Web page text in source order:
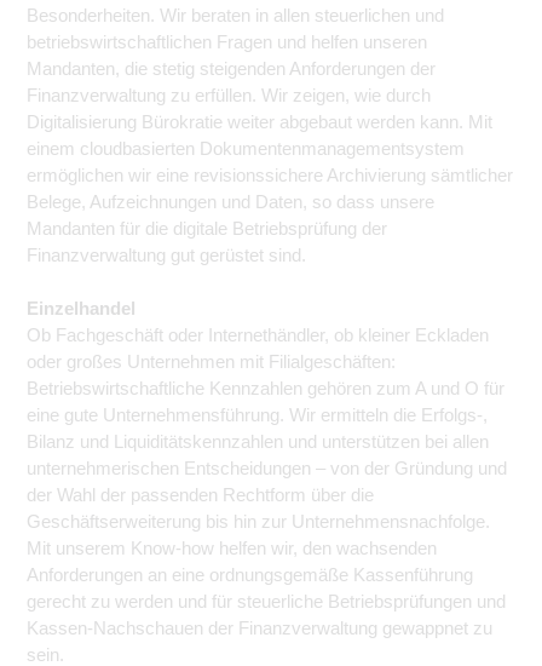
Besonderheiten. Wir beraten in allen steuerlichen und
betriebswirtschaftlichen Fragen und helfen unseren
Mandanten, die stetig steigenden Anforderungen der
Finanzverwaltung zu erfüllen. Wir zeigen, wie durch
Digitalisierung Bürokratie weiter abgebaut werden kann. Mit
einem cloudbasierten Dokumentenmanagementsystem
ermöglichen wir eine revisionssichere Archivierung sämtlicher
Belege, Aufzeichnungen und Daten, so dass unsere
Mandanten für die digitale Betriebsprüfung der
Finanzverwaltung gut gerüstet sind.
Einzelhandel
Ob Fachgeschäft oder Internethändler, ob kleiner Eckladen
oder großes Unternehmen mit Filialgeschäften:
Betriebswirtschaftliche Kennzahlen gehören zum A und O für
eine gute Unternehmensführung. Wir ermitteln die Erfolgs-,
Bilanz und Liquiditätskennzahlen und unterstützen bei allen
unternehmerischen Entscheidungen – von der Gründung und
der Wahl der passenden Rechtform über die
Geschäftserweiterung bis hin zur Unternehmensnachfolge.
Mit unserem Know-how helfen wir, den wachsenden
Anforderungen an eine ordnungsgemäße Kassenführung
gerecht zu werden und für steuerliche Betriebsprüfungen und
Kassen-Nachschauen der Finanzverwaltung gewappnet zu
sein.